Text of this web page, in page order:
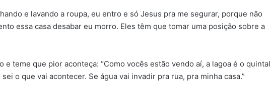
e lavando a roupa, eu entro e só Jesus pra me segurar, porque não
essa casa desabar eu morro. Eles têm que tomar uma posição sobre a
e teme que pior aconteça: “Como vocês estão vendo aí, a lagoa é o quintal
o que vai acontecer. Se água vai invadir pra rua, pra minha casa.”